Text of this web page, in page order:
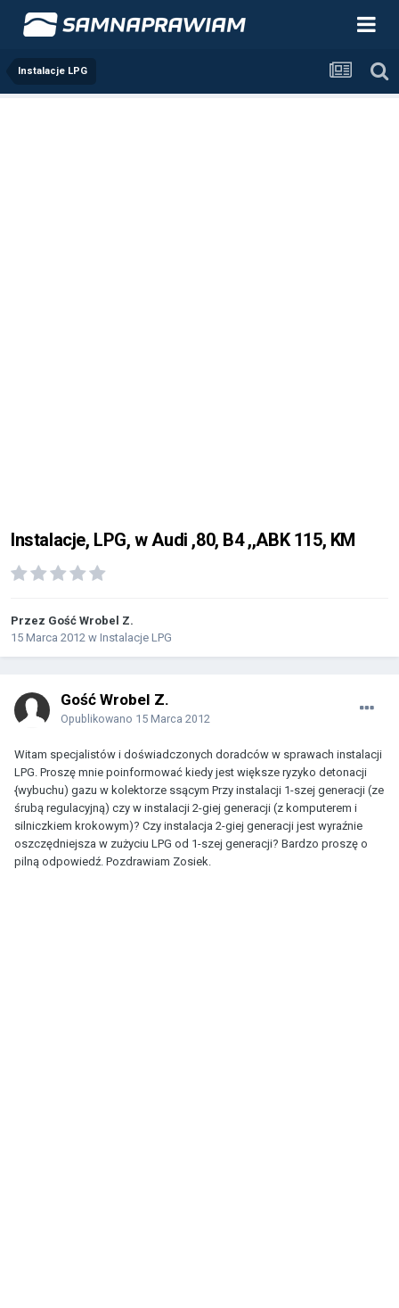
Instalacje LPG
Instalacje, LPG, w Audi ,80, B4 ,,ABK 115, KM
Przez Gość Wrobel Z.
15 Marca 2012 w Instalacje LPG
Gość Wrobel Z.
Opublikowano 15 Marca 2012
Witam specjalistów i doświadczonych doradców w sprawach instalacji
LPG. Proszę mnie poinformować kiedy jest większe ryzyko detonacji
{wybuchu) gazu w kolektorze ssącym Przy instalacji 1-szej generacji (ze
śrubą regulacyjną) czy w instalacji 2-giej generacji (z komputerem i
silniczkiem krokowym)? Czy instalacja 2-giej generacji jest wyraźnie
oszczędniejsza w zużyciu LPG od 1-szej generacji? Bardzo proszę o
pilną odpowiedź. Pozdrawiam Zosiek.